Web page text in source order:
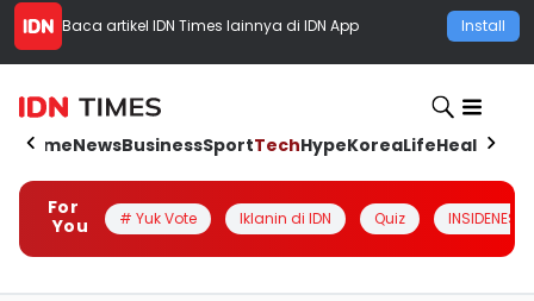
Baca artikel IDN Times lainnya di IDN App Install
HomeNewsBusinessSportTechHypeKoreaLifeHealth
For
You
# Yuk Vote Iklanin di IDN Quiz INSIDENESIA